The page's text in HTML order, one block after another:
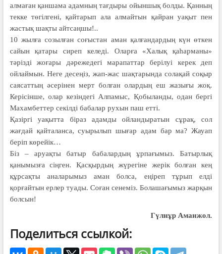
алмаған қаншама адамның тағдыры ойыншық болды. Қанның
текке төгілгені, қайтарып ала алмайтын қайран уақыт пен
жастық шақты айтсаңшы!..
10 жылға созылған соғыстан аман қалғандардың күн өткен
сайын қатары сиреп келеді. Оларға «Халық қаһарманы»
тәрізді жоғары дәрежедегі марапаттар берілуі керек деп
ойлаймын. Неге десеңіз, жап-жас шақтарында солақай соқыр
саясаттың әсерінен мерт болған олардың еш жазығы жоқ.
Керісінше, олар кезіндегі Алпамыс, Қобыланды, одан бергі
Махамбеттер секілді бабалар рухын паш етті.
Қазіргі уақытта біраз адамды ойландыратын сұрақ, сол
жағдай қайталанса, суырылып шығар адам бар ма? Жауап
беріп көрейік…
Біз – аруақты батыр бабалардың ұрпағымыз. Батырлық
қанымызға сіңген. Қасқырдың жүрегіне жерік болған кең
құрсақты аналарымыз аман болса, еңіреп тұрып елді
қорғайтын ерлер туады. Соған сенеміз. Болашағымыз жарқын
болсын!
Гүлнұр Аманжол.
Поделиться ссылкой: